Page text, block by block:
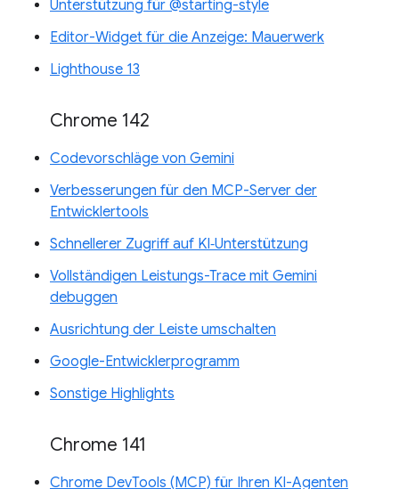
Unterstützung für @starting-style
Editor-Widget für die Anzeige: Mauerwerk
Lighthouse 13
Chrome 142
Codevorschläge von Gemini
Verbesserungen für den MCP-Server der
Entwicklertools
Schnellerer Zugriff auf KI‑Unterstützung
Vollständigen Leistungs-Trace mit Gemini
debuggen
Ausrichtung der Leiste umschalten
Google-Entwicklerprogramm
Sonstige Highlights
Chrome 141
Chrome DevTools (MCP) für Ihren KI-Agenten